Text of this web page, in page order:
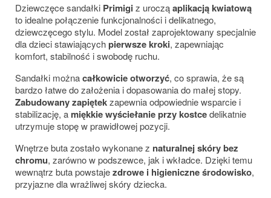
Dziewczęce sandałki Primigi z urocząaplikacją kwiatową
to idealne połączenie funkcjonalności i delikatnego,
dziewczęcego stylu. Model został zaprojektowany specjalnie
dla dzieci stawiającychpierwsze kroki, zapewniając
komfort, stabilność i swobodę ruchu.
Sandałki możnacałkowicie otworzyć, co sprawia, że są
bardzo łatwe do założenia i dopasowania do małej stopy.
Zabudowany zapiętekzapewnia odpowiednie wsparcie i
stabilizację, a miękkie wyściełanie przy kostcedelikatnie
utrzymuje stopę w prawidłowej pozycji.
Wnętrze buta zostało wykonane z naturalnej skóry bez
chromu, zarówno w podszewce, jak i wkładce. Dzięki temu
wewnątrz buta powstajezdrowe i higieniczne środowisko,
przyjazne dla wrażliwej skóry dziecka.